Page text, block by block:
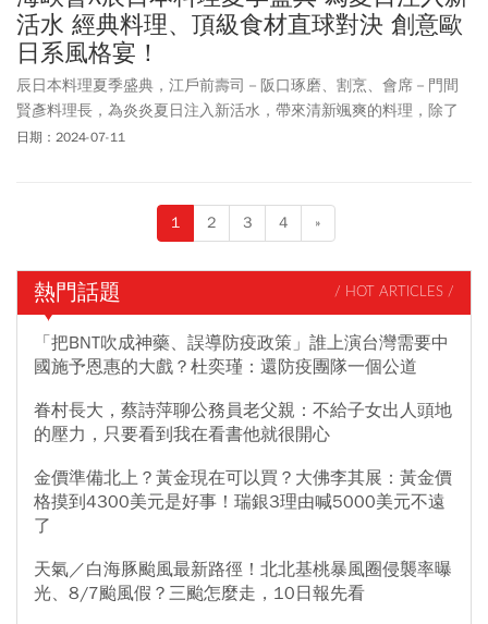
活水 經典料理、頂級食材直球對決 創意歐
日系風格宴！
辰日本料理夏季盛典，江戶前壽司－阪口琢磨、割烹、會席－門間
賢彥料理長，為炎炎夏日注入新活水，帶來清新颯爽的料理，除了
經典日式料理、頂級食材的直球對決外，也有充滿創意、優雅細緻
日期：2024-07-11
1 2 3 4 »
熱門話題 / HOT ARTICLES /
「把BNT吹成神藥、誤導防疫政策」誰上演台灣需要中
國施予恩惠的大戲？杜奕瑾：還防疫團隊一個公道
眷村長大，蔡詩萍聊公務員老父親：不給子女出人頭地
的壓力，只要看到我在看書他就很開心
金價準備北上？黃金現在可以買？大佛李其展：黃金價
格摸到4300美元是好事！瑞銀3理由喊5000美元不遠
了
天氣／白海豚颱風最新路徑！北北基桃暴風圈侵襲率曝
光、8/7颱風假？三颱怎麼走，10日報先看